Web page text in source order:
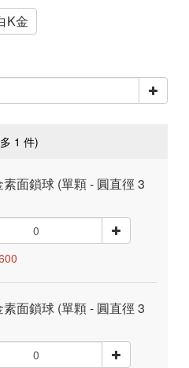
K金
1 件)
面鎖球 (單顆 - 圓直徑 3
面鎖球 (單顆 - 圓直徑 3